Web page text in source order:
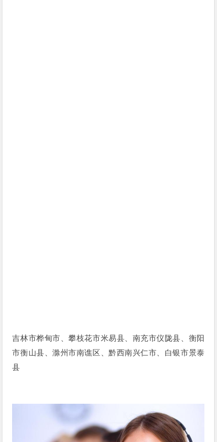
吉林市桦甸市、攀枝花市米易县、南充市仪陇县、衡阳
市衡山县、滁州市南谯区、黔西南兴仁市、白银市景泰
县